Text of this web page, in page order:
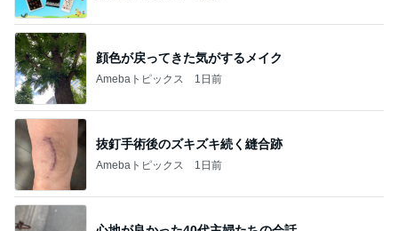
顔色が戻ってきた気がするメイク
Amebaトピックス 1日前
抜釘手術後のズキズキ続く縫合跡
Amebaトピックス 1日前